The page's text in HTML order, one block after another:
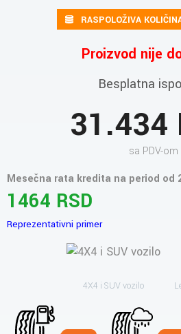
RASPOLOŽIVA
Proizvod nije
Besplatna
31.434
sa PDV-om
Mesečna rata kredita na period od
1464 RSD
Reprezentativni primer
4X4 i SUV vozilo